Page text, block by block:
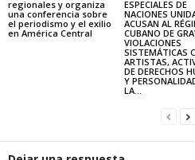
regionales y organiza
una conferencia sobre
el periodismo y el exilio
en América Central
ESPECIALES DE
NACIONES
ACUSAN AL
CUBANO DE
VIOLACIONES
SISTEMÁTICAS
ARTISTAS,
DE DERECHOS
Y
LA...